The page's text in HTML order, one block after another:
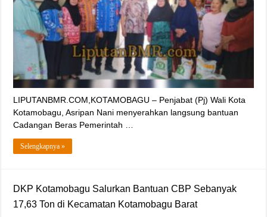
LIPUTANBMR.COM,KOTAMOBAGU – Penjabat (Pj) Wali Kota
Kotamobagu, Asripan Nani menyerahkan langsung bantuan
Cadangan Beras Pemerintah …
Selengkapnya »
DKP Kotamobagu Salurkan Bantuan CBP Sebanyak
17,63 Ton di Kecamatan Kotamobagu Barat